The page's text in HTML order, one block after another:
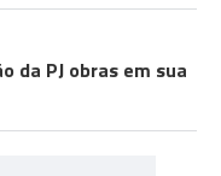
da PJ obras em sua